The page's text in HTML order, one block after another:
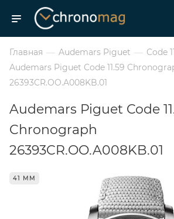
Главная — Audemars Piguet — Code
Audemars Piguet Code 11.59
26393CR.OO.A008KB.01
Audemars Piguet Code
Chronograph
26393CR.OO.A008KB.01
41 ММ